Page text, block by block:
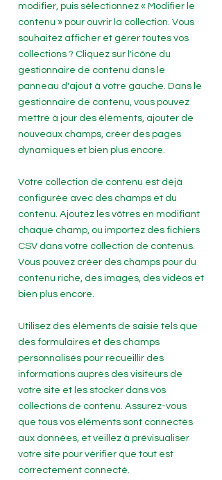
modifier, puis sélectionnez « Modifier le
contenu » pour ouvrir la collection. Vous
souhaitez afficher et gérer toutes vos
collections ? Cliquez sur l'icône du
gestionnaire de contenu dans le
panneau d'ajout à votre gauche. Dans le
gestionnaire de contenu, vous pouvez
mettre à jour des éléments, ajouter de
nouveaux champs, créer des pages
dynamiques et bien plus encore.
Votre collection de contenu est déjà
configurée avec des champs et du
contenu. Ajoutez les vôtres en modifiant
chaque champ, ou importez des fichiers
CSV dans votre collection de contenus.
Vous pouvez créer des champs pour du
contenu riche, des images, des vidéos et
bien plus encore.
Utilisez des éléments de saisie tels que
des formulaires et des champs
personnalisés pour recueillir des
informations auprès des visiteurs de
votre site et les stocker dans vos
collections de contenu. Assurez-vous
que tous vos éléments sont connectés
aux données, et veillez à prévisualiser
votre site pour vérifier que tout est
correctement connecté.